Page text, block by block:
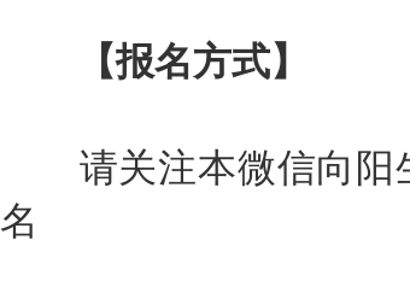
【报名方式】
请关注本微信向阳
名